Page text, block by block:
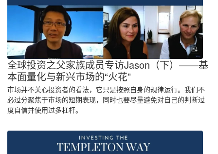
全球投资之父家族成员专访Jason（下）——基
本面量化与新兴市场的“火花”
市场并不关心投资者的看法，它只是按照自身的规律运行。我们不
必过分聚焦于市场的短期表现，同时也要尽量避免对自己的判断过
度自信并使用过多杠杆。